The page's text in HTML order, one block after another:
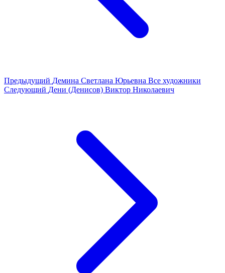
Предыдущий Демина Светлана Юрьевна Все художники
Следующий Дени (Денисов) Виктор Николаевич